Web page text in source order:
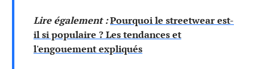
Lire également :Pourquoi le streetwear est-
il si populaire ? Les tendances et
l'engouement expliqués